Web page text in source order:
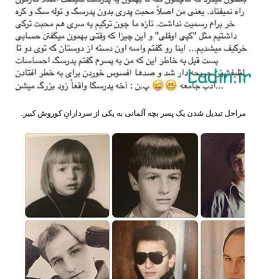
مراحل تبدیل شدن یک پسر بچه آلمانی به یکی از سردارانِ کوروش کبیر.